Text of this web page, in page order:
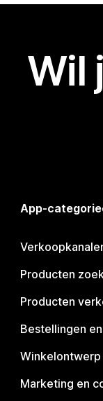
Wil
App-
Producten
Producten
Bestellingen
Winkelontwerp
Marketing en